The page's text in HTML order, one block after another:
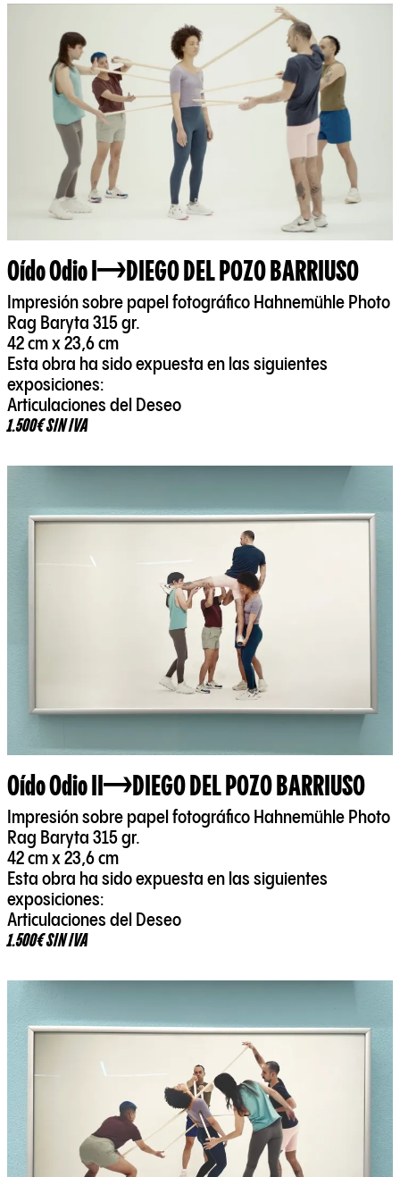
Oído Odio I DIEGO DEL POZO BARRIUSO
Impresión sobre papel fotográfico Hahnemühle Photo
Rag Baryta 315 gr.
42 cm x 23,6 cm
Esta obra ha sido expuesta en las siguientes
exposiciones:
Articulaciones del Deseo
1.500€ SIN IVA
Oído Odio II DIEGO DEL POZO BARRIUSO
Impresión sobre papel fotográfico Hahnemühle Photo
Rag Baryta 315 gr.
42 cm x 23,6 cm
Esta obra ha sido expuesta en las siguientes
exposiciones:
Articulaciones del Deseo
1.500€ SIN IVA